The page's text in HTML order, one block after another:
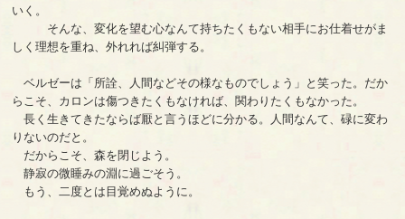
いく。
そんな、変化を望む心なんて持ちたくもない相手にお仕着せがま
しく理想を重ね、外れれば糾弾する。
ベルゼーは「所詮、人間などその様なものでしょう」と笑った。だか
らこそ、カロンは傷つきたくもなければ、関わりたくもなかった。
長く生きてきたならば厭と言うほどに分かる。人間なんて、碌に変わ
りないのだと。
だからこそ、森を閉じよう。
静寂の微睡みの淵に過ごそう。
もう、二度とは目覚めぬように。